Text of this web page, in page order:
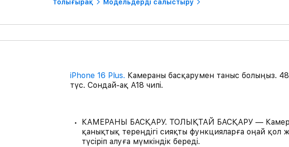
Толығырақ Модельдерді салыстыру
iPhone 16 Plus. Камераны басқарумен таныс болыңыз.
түс. Сондай-ақ A18 чипі.
КАМЕРАНЫ БАСҚАРУ. ТОЛЫҚТАЙ БАСҚАРУ —
қанықтық тереңдігі сияқты функцияларға оңай қол
түсіріп алуға мүмкіндік береді.